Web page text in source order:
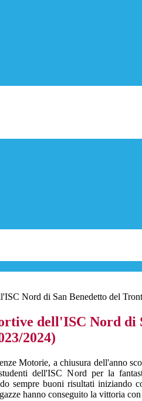
Nord di San Benedetto del
dell'ISC Nord di
2024)
Motorie, a chiusura dell'anno
dell'ISC Nord per la
sempre buoni risultati iniziando
hanno conseguito la vittoria